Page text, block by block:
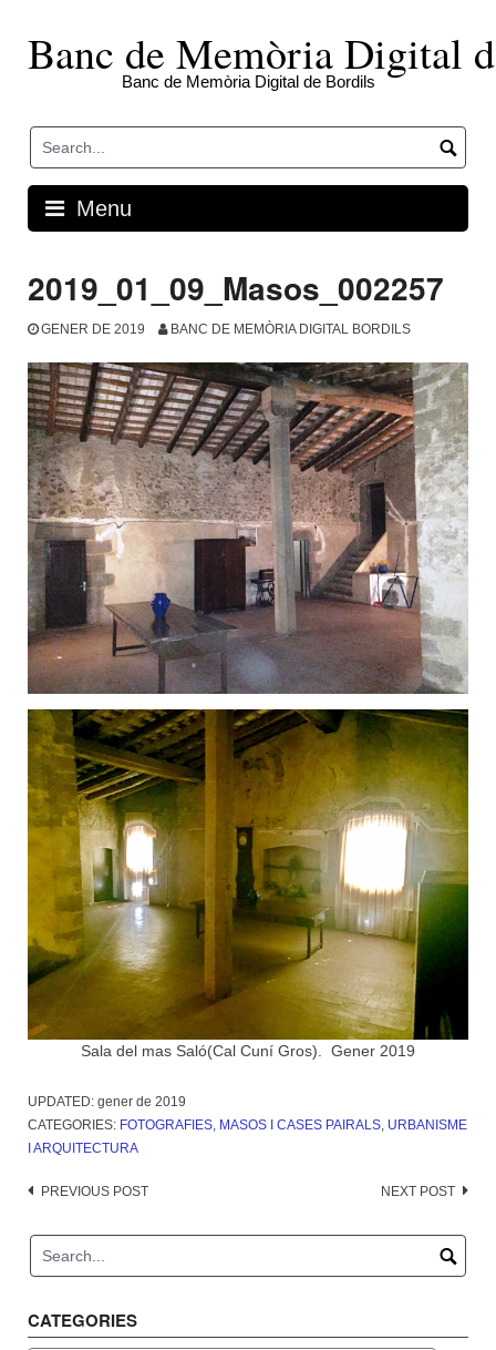
contentBanc de Memòria Digital
Banc de Memòria Digital de Bordils
Menu
2019_01_09_Masos_002257
GENER DE 2019 BANC DE MEMÒRIA DIGITAL BORDILS
Sala del mas Saló(Cal Cuní Gros). Gener 2019
UPDATED: gener de 2019
CATEGORIES: FOTOGRAFIES, MASOS I CASES PAIRALS, URBANISME
I ARQUITECTURA
Post
PREVIOUS POST NEXT POST
CATEGORIES